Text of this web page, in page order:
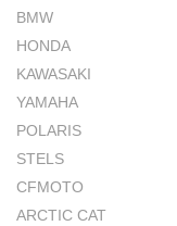
BMW
HONDA
KAWASAKI
YAMAHA
POLARIS
STELS
CFMOTO
ARCTIC CAT